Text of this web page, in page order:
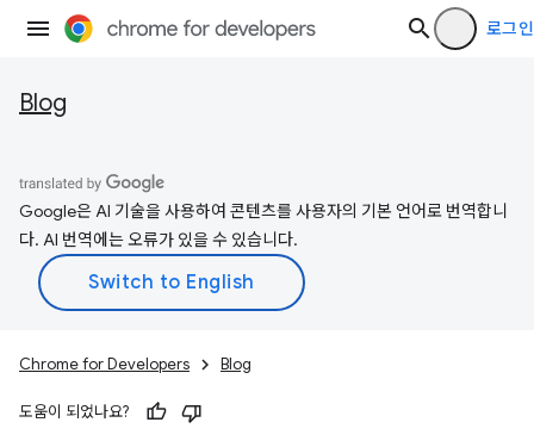
로그인
Blog
Google은 AI 기술을 사용하여 콘텐츠를 사용자의 기본 언어로 번역합니
다. AI 번역에는 오류가 있을 수 있습니다.
Chrome for Developers Blog
도움이 되었나요?